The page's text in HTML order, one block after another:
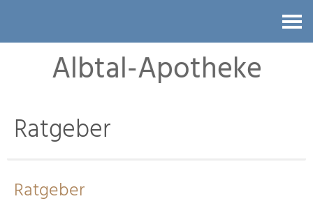
Albtal-Apotheke
Ratgeber
Ratgeber